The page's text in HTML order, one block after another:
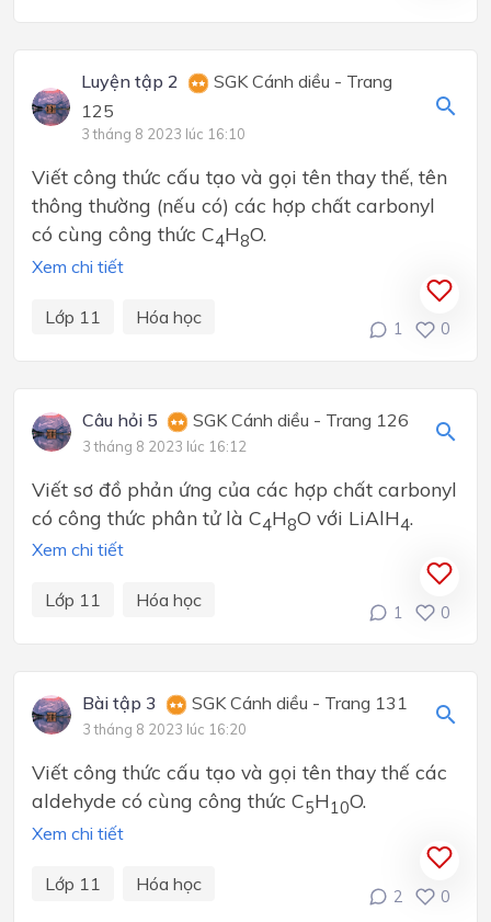
Luyện tập 2
SGK Cánh diều - Trang
125
3 tháng 8 2023 lúc 16:10
Viết công thức cấu tạo và gọi tên thay thế, tên
thông thường (nếu có) các hợp chất carbonyl
có cùng công thức C4H8O.
Xem chi tiết
Lớp 11 Hóa học
1 0
Câu hỏi 5 SGK Cánh diều - Trang 126
3 tháng 8 2023 lúc 16:12
Viết sơ đồ phản ứng của các hợp chất carbonyl
có công thức phân tử là C4H8O với LiAlH4.
Xem chi tiết
Lớp 11 Hóa học
1 0
Bài tập 3 SGK Cánh diều - Trang 131
3 tháng 8 2023 lúc 16:20
Viết công thức cấu tạo và gọi tên thay thế các
aldehyde có cùng công thức C5H10O.
Xem chi tiết
Lớp 11 Hóa học
2 0